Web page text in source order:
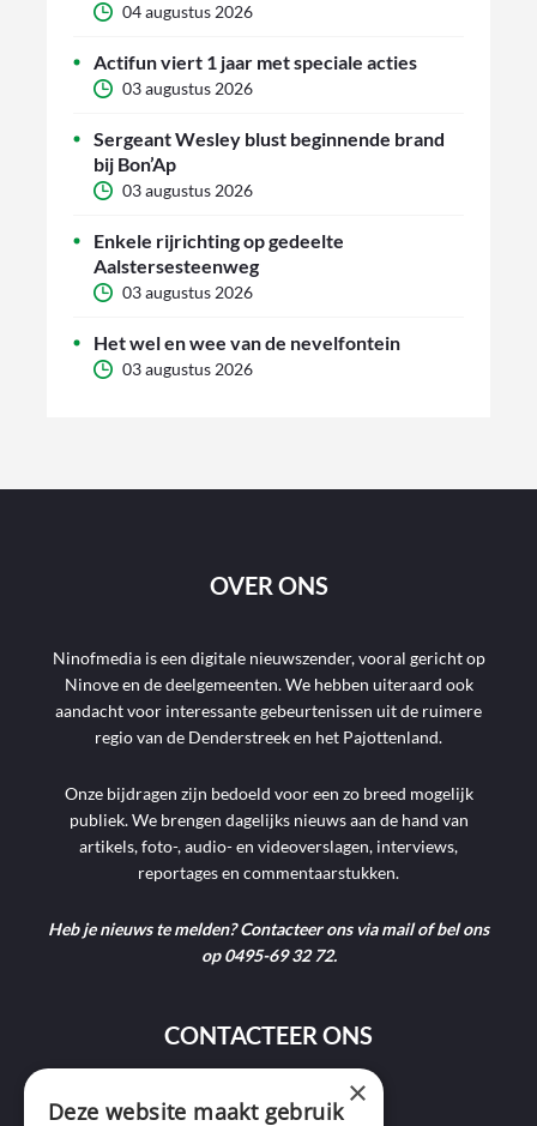
04 augustus 2026
Actifun viert 1 jaar met speciale acties
03 augustus 2026
Sergeant Wesley blust beginnende brand
bij Bon’Ap
03 augustus 2026
Enkele rijrichting op gedeelte
Aalstersesteenweg
03 augustus 2026
Het wel en wee van de nevelfontein
03 augustus 2026
OVER ONS
Ninofmedia is een digitale nieuwszender, vooral gericht op
Ninove en de deelgemeenten. We hebben uiteraard ook
aandacht voor interessante gebeurtenissen uit de ruimere
regio van de Denderstreek en het Pajottenland.
Onze bijdragen zijn bedoeld voor een zo breed mogelijk
publiek. We brengen dagelijks nieuws aan de hand van
artikels, foto-, audio- en videoverslagen, interviews,
reportages en commentaarstukken.
Heb je nieuws te melden? Contacteer ons via mail of bel ons
op 0495-69 32 72.
CONTACTEER ONS
9400 Ninove ×
Deze website maakt gebruik